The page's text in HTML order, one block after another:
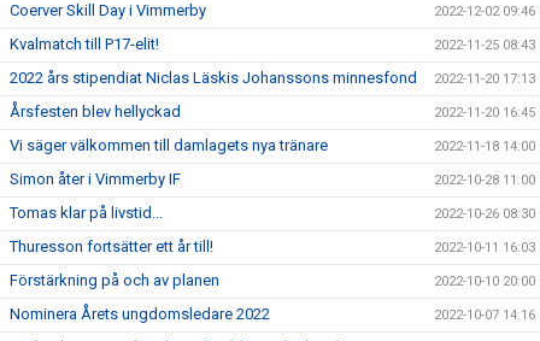
Coerver Skill Day i Vimmerby 2022-12-02 09:46
Kvalmatch till P17-elit! 2022-11-25 08:43
2022 års stipendiat Niclas Läskis Johanssons minnesfond 2022-11-20 17:13
Årsfesten blev hellyckad 2022-11-20 16:45
Vi säger välkommen till damlagets nya tränare 2022-11-18 14:00
Simon åter i Vimmerby IF 2022-10-28 11:00
Tomas klar på livstid... 2022-10-26 08:30
Thuresson fortsätter ett år till! 2022-10-11 16:03
Förstärkning på och av planen 2022-10-10 20:00
Nominera Årets ungdomsledare 2022 2022-10-07 14:16